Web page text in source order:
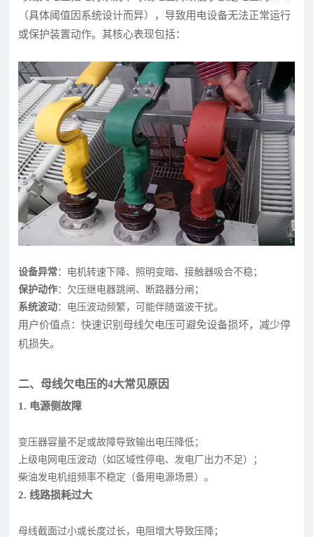
（具体阈值因系统设计而异），导致用电设备无法正常运行
或保护装置动作。其核心表现包括：
设备异常：电机转速下降、照明变暗、接触器吸合不稳；
保护动作：欠压继电器跳闸、断路器分闸；
系统波动：电压波动频繁，可能伴随谐波干扰。
用户价值点：快速识别母线欠电压可避免设备损坏，减少停
机损失。
二、母线欠电压的4大常见原因
1. 电源侧故障
变压器容量不足或故障导致输出电压降低；
上级电网电压波动（如区域性停电、发电厂出力不足）；
柴油发电机组频率不稳定（备用电源场景）。
2. 线路损耗过大
母线截面过小或长度过长，电阻增大导致压降；